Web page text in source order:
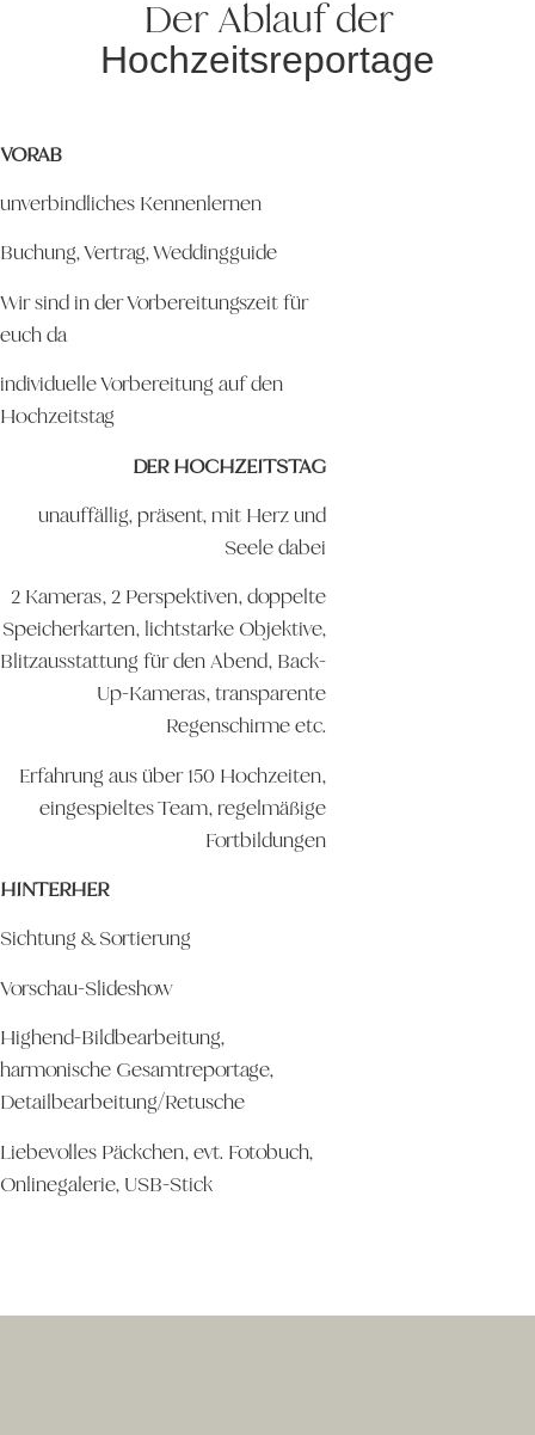
Der Ablauf der
Hochzeitsreportage
VORAB
unverbindliches Kennenlernen
Buchung, Vertrag, Weddingguide
Wir sind in der Vorbereitungszeit für
euch da
individuelle Vorbereitung auf den
Hochzeitstag
DER HOCHZEITSTAG
unauffällig, präsent, mit Herz und
Seele dabei
2 Kameras, 2 Perspektiven, doppelte
Speicherkarten, lichtstarke Objektive,
Blitzausstattung für den Abend, Back-
Up-Kameras, transparente
Regenschirme etc.
Erfahrung aus über 150 Hochzeiten,
eingespieltes Team, regelmäßige
Fortbildungen
HINTERHER
Sichtung & Sortierung
Vorschau-Slideshow
Highend-Bildbearbeitung,
harmonische Gesamtreportage,
Detailbearbeitung/Retusche
Liebevolles Päckchen, evt. Fotobuch,
Onlinegalerie, USB-Stick